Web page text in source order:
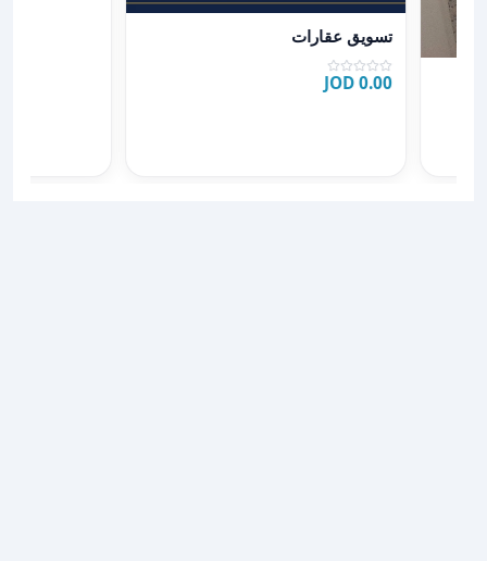
عرض تفاصيل تسويق عقارات
تسويق عقارات
0.00 JOD